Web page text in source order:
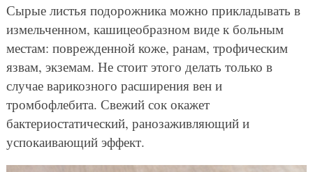
Сырые листья подорожника можно прикладывать в
измельченном, кашицеобразном виде к больным
местам: поврежденной коже, ранам, трофическим
язвам, экземам. Не стоит этого делать только в
случае варикозного расширения вен и
тромбофлебита. Свежий сок окажет
бактериостатический, ранозаживляющий и
успокаивающий эффект.